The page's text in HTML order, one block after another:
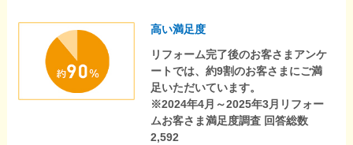
高い満足度
リフォーム完了後のお客さまアンケ
ートでは、約9割のお客さまにご満
足いただいています。
※2024年4月～2025年3月リフォー
ムお客さま満足度調査 回答総数
2,592